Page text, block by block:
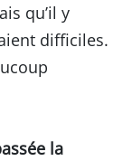
qu’il y
difficiles.
la